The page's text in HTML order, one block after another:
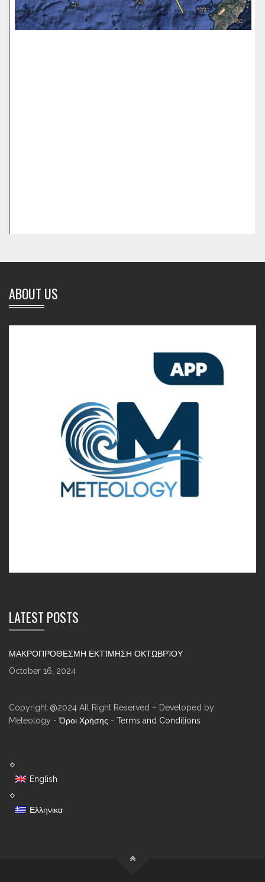
ABOUT US
LATEST POSTS
ΜΑΚΡΟΠΡΌΘΕΣΜΗ ΕΚΤΊΜΗΣΗ ΟΚΤΩΒΡΊΟΥ
October 16, 2024
Copyright @2024 All Right Reserved – Developed by
Meteology -Όροι Χρήσης - Terms and Conditions
English
Ελληνικα